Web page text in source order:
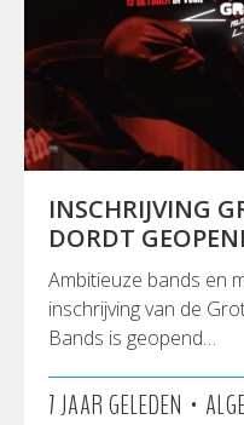
INSCHRIJVING
DORDT
Ambitieuze bands en
inschrijving van de
Bands is geopend…
7 JAAR GELEDEN •